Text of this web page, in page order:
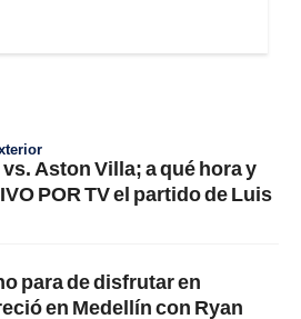
Aston Villa; a qué hora y
POR TV el partido de Luis
para de disfrutar en
en Medellín con Ryan